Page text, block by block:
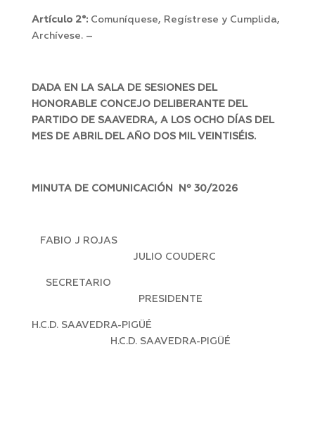
Artículo 2°:Comuníquese, Regístrese y Cumplida,
Archívese. –
DADA EN LA SALA DE SESIONES DEL
HONORABLE CONCEJO DELIBERANTE DEL
PARTIDO DE SAAVEDRA, A LOS OCHO DÍAS DEL
MES DE ABRIL DEL AÑO DOS MIL VEINTISÉIS.
MINUTA DE COMUNICACIÓN Nº 30/2026
FABIO J ROJAS
JULIO COUDERC
SECRETARIO
PRESIDENTE
H.C.D. SAAVEDRA-PIGÜÉ
H.C.D. SAAVEDRA-PIGÜÉ